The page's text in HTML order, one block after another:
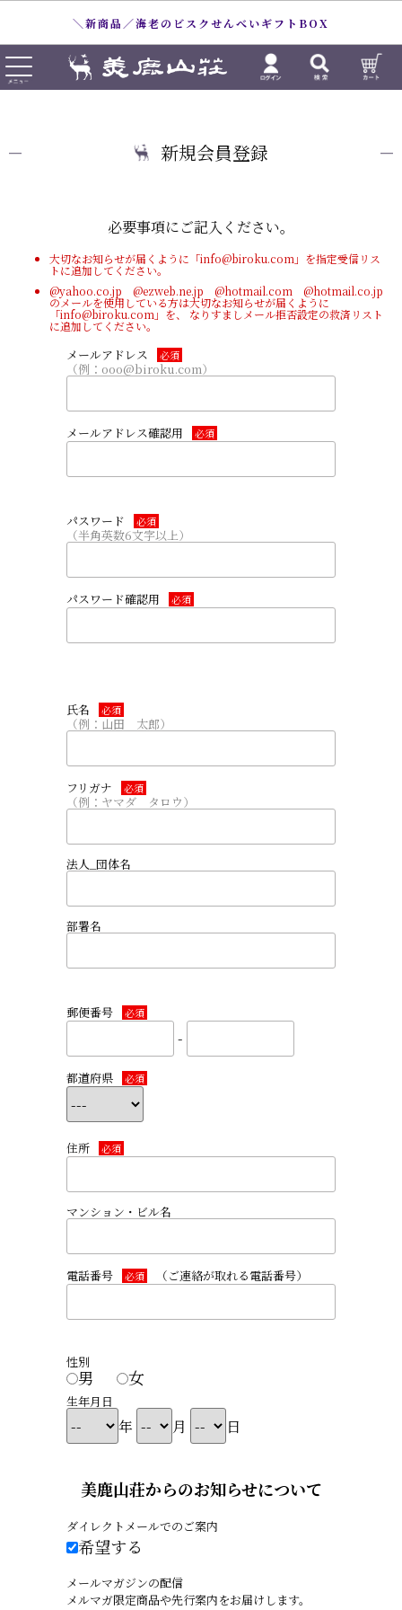
＼新商品／海老のビスクせんべいギフトBOX
新規会員登録
必要事項にご記入ください。
大切なお知らせが届くように「info@biroku.com」を指定受信リス
トに追加してください。
@yahoo.co.jp @ezweb.ne.jp @hotmail.com @hotmail.co.jp
のメールを使用している方は大切なお知らせが届くように
「info@biroku.com」を、 なりすましメール拒否設定の救済リスト
に追加してください。
メールアドレス 必須
（例：ooo@biroku.com）
メールアドレス確認用 必須
パスワード 必須
（半角英数6文字以上）
パスワード確認用 必須
氏名 必須
（例：山田 太郎）
フリガナ 必須
（例：ヤマダ タロウ）
法人_団体名
部署名
郵便番号 必須
-
都道府県 必須
住所 必須
マンション・ビル名
電話番号 必須 （ご連絡が取れる電話番号）
性別
男 女
生年月日
年 月 日
美鹿山荘からのお知らせについて
ダイレクトメールでのご案内
希望する
メールマガジンの配信
メルマガ限定商品や先行案内をお届けします。